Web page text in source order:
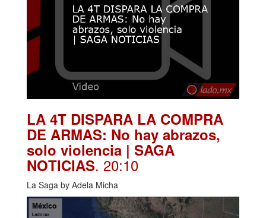
LA 4T DISPARA LA COMPRA
DE ARMAS: No hay abrazos,
solo violencia | SAGA
NOTICIAS. 20:10
La Saga by Adela Micha